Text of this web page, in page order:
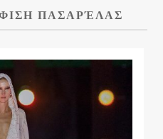
ΠΑΣΑΡΈΛΑΣ